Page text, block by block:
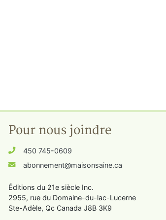
Pour nous joindre
450 745-0609
abonnement@maisonsaine.ca
Éditions du 21e siècle Inc.
2955, rue du Domaine-du-lac-Lucerne
Ste-Adèle, Qc Canada J8B 3K9